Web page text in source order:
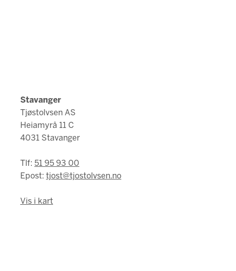
Stavanger
Tjøstolvsen AS
Heiamyrå 11 C
4031 Stavanger
Tlf: 51 95 93 00
Epost: tjost@tjostolvsen.no
Vis i kart